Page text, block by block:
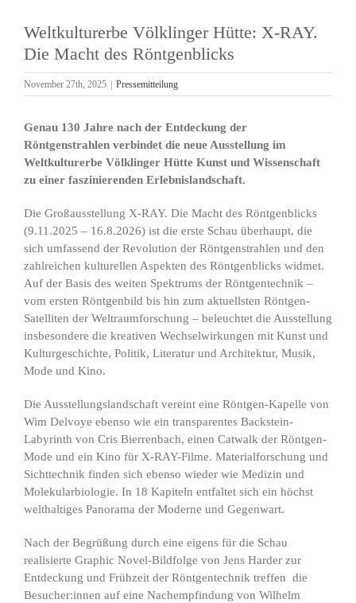
Weltkulturerbe Völklinger Hütte: X-RAY.
Die Macht des Röntgenblicks
November 27th, 2025 Pressemitteilung
Genau 130 Jahre nach der Entdeckung der
Röntgenstrahlen verbindet die neue Ausstellung im
Weltkulturerbe Völklinger Hütte Kunst und Wissenschaft
zu einer faszinierenden Erlebnislandschaft.
Die Großausstellung X-RAY. Die Macht des Röntgenblicks
(9.11.2025 – 16.8.2026) ist die erste Schau überhaupt, die
sich umfassend der Revolution der Röntgenstrahlen und den
zahlreichen kulturellen Aspekten des Röntgenblicks widmet.
Auf der Basis des weiten Spektrums der Röntgentechnik –
vom ersten Röntgenbild bis hin zum aktuellsten Röntgen-
Satelliten der Weltraumforschung – beleuchtet die Ausstellung
insbesondere die kreativen Wechselwirkungen mit Kunst und
Kulturgeschichte, Politik, Literatur und Architektur, Musik,
Mode und Kino.
Die Ausstellungslandschaft vereint eine Röntgen-Kapelle von
Wim Delvoye ebenso wie ein transparentes Backstein-
Labyrinth von Cris Bierrenbach, einen Catwalk der Röntgen-
Mode und ein Kino für X-RAY-Filme. Materialforschung und
Sichttechnik finden sich ebenso wieder wie Medizin und
Molekularbiologie. In 18 Kapiteln entfaltet sich ein höchst
welthaltiges Panorama der Moderne und Gegenwart.
Nach der Begrüßung durch eine eigens für die Schau
realisierte Graphic Novel-Bildfolge von Jens Harder zur
Entdeckung und Frühzeit der Röntgentechnik treffen die
Besucher:innen auf eine Nachempfindung von Wilhelm